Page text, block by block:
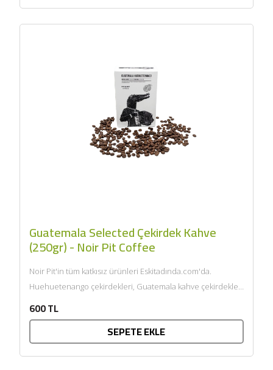
Guatemala Selected Çekirdek Kahve
(250gr) - Noir Pit Coffee
Noir Pit'in tüm katkısız ürünleri Eskitadında.com'da.
Huehuetenango çekirdekleri, Guatemala kahve çekirdekleri
600 TL
SEPETE EKLE